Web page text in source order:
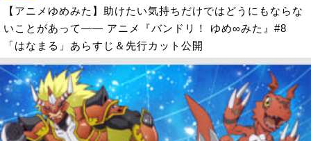
【アニメゆめみた】助けたい気持ちだけではどうにもならな
いことがあって―― アニメ『バンドリ！ ゆめ∞みた』#8
「はなまる」あらすじ＆先行カット公開